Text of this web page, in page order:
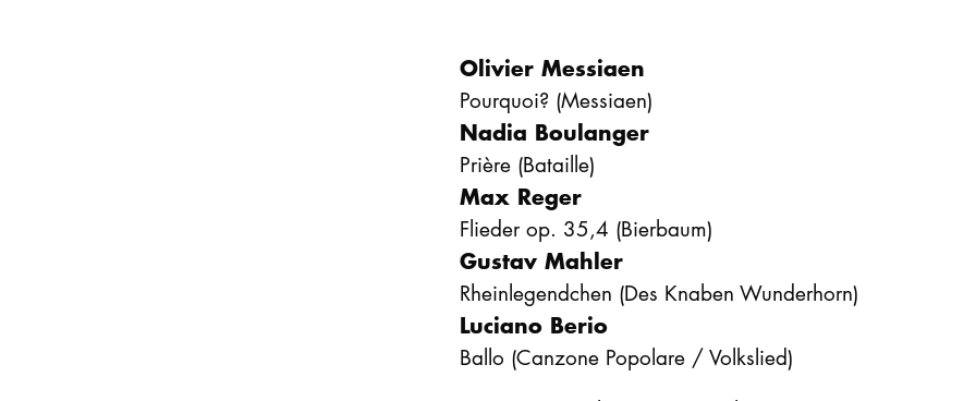
Olivier Messiaen
Pourquoi? (Messiaen)
Nadia Boulanger
Prière (Bataille)
Max Reger
Flieder op. 35,4 (Bierbaum)
Gustav Mahler
Rheinlegendchen (Des Knaben Wunderhorn)
Luciano Berio
Ballo (Canzone Popolare / Volkslied)